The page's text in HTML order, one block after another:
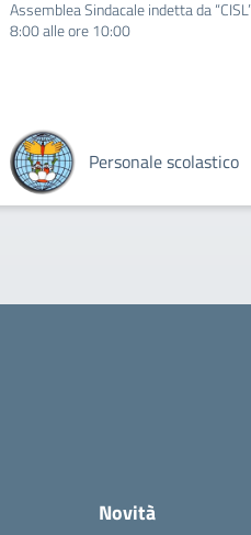
Assemblea Sindacale indetta da
8:00 alle ore 10:00
Personale scolastico
Novità